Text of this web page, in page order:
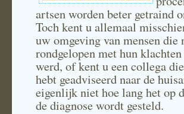
artsen worden beter getraind
Toch kent u allemaal
uw omgeving van mensen die
rondgelopen met hun
werd, of kent u een collega
hebt geadviseerd naar de
eigenlijk niet hoe lang het op
de diagnose wordt gesteld.